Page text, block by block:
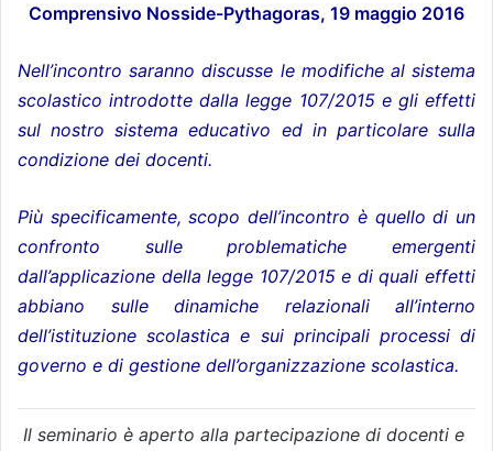
Comprensivo Nosside-Pythagoras, 19 maggio 2016
Nell’incontro saranno discusse le modifiche al sistema
scolastico introdotte dalla legge 107/2015 e gli effetti
sul nostro sistema educativo ed in particolare sulla
condizione dei docenti.
Più specificamente, scopo dell’incontro è quello di un
confronto sulle problematiche emergenti
dall’applicazione della legge 107/2015 e di quali effetti
abbiano sulle dinamiche relazionali all’interno
dell’istituzione scolastica e sui principali processi di
governo e di gestione dell’organizzazione scolastica.
Il seminario è aperto alla partecipazione di docenti e